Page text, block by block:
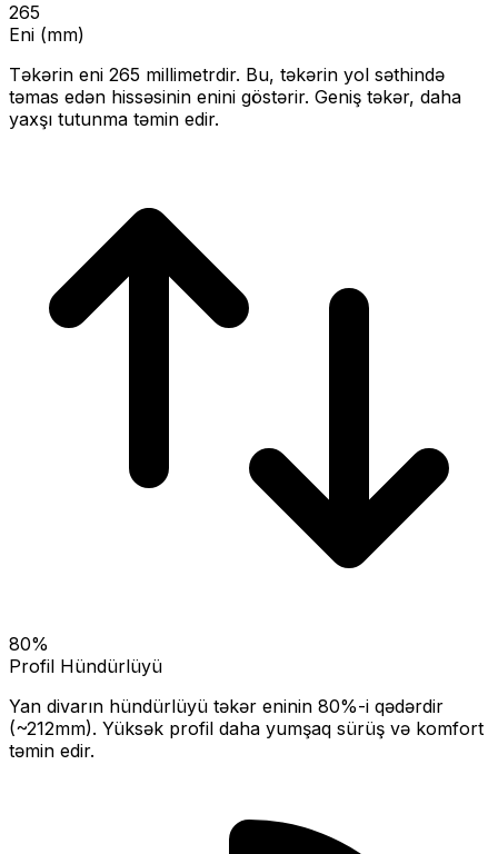
265
Eni (mm)
Təkərin eni 265 millimetrdir. Bu, təkərin yol səthində
təmas edən hissəsinin enini göstərir. Geniş təkər, daha
yaxşı tutunma təmin edir.
80%
Profil Hündürlüyü
Yan divarın hündürlüyü təkər eninin 80%-i qədərdir
(~212mm). Yüksək profil daha yumşaq sürüş və komfort
təmin edir.